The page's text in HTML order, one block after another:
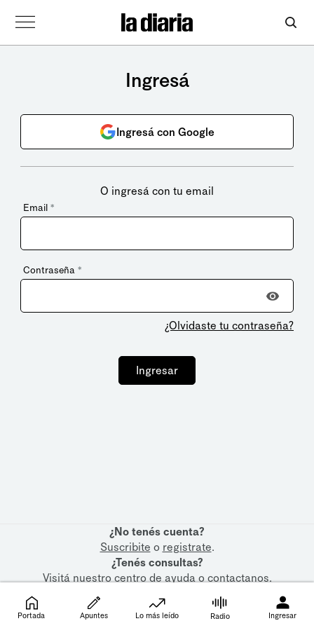
Ingresá
Ingresá con Google
O ingresá con tu email
Email *
Contraseña *
¿Olvidaste tu contraseña?
Ingresar
¿No tenés cuenta?
Suscribite o registrate.
¿Tenés consultas?
Visitá nuestrocentro de ayudaocontactanos.
Portada Apuntes Lo más leído Radio Ingresar